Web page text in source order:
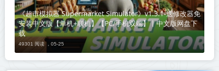
《超市模拟器 Supermarket Simulator》v1.3.1-送修改器免
安装中文版【单机+联机】【PC/手机双端】丨中文版网盘下
载
49301 阅读 ， 05-25